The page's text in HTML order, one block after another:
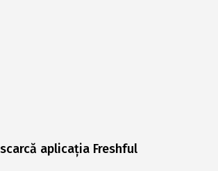
aplicația Freshful